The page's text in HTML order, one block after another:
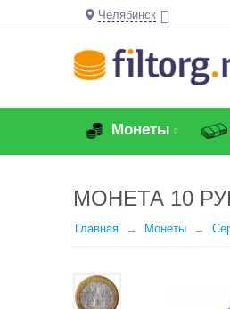
Челябинск
Монеты
МОНЕТА 10
Главная Монеты